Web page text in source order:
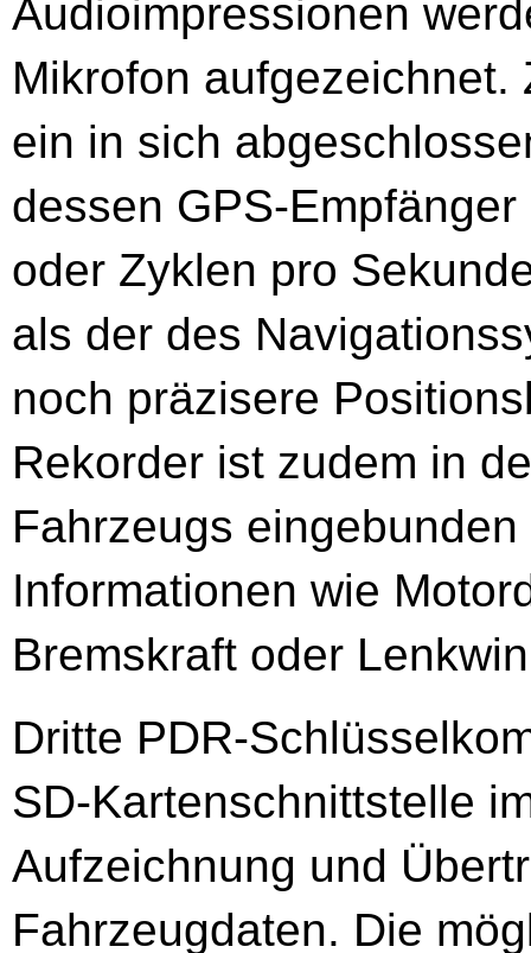
Audioimpressionen
Mikrofon
ein in sich
dessen GPS-
oder Zyklen pro
als der des
noch präzisere
Rekorder ist zudem in
Fahrzeugs
Informationen wie
Bremskraft oder
Dritte PDR-
SD-Kartenschnittstelle
Aufzeichnung und
Fahrzeugdaten. Die